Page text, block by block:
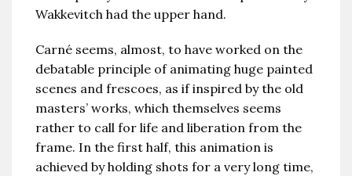
Wakkevitch had the upper hand.
Carné seems, almost, to have worked on the
debatable principle of animating huge painted
scenes and frescoes, as if inspired by the old
masters’ works, which themselves seems
rather to call for life and liberation from the
frame. In the first half, this animation is
achieved by holding shots for a very long time,